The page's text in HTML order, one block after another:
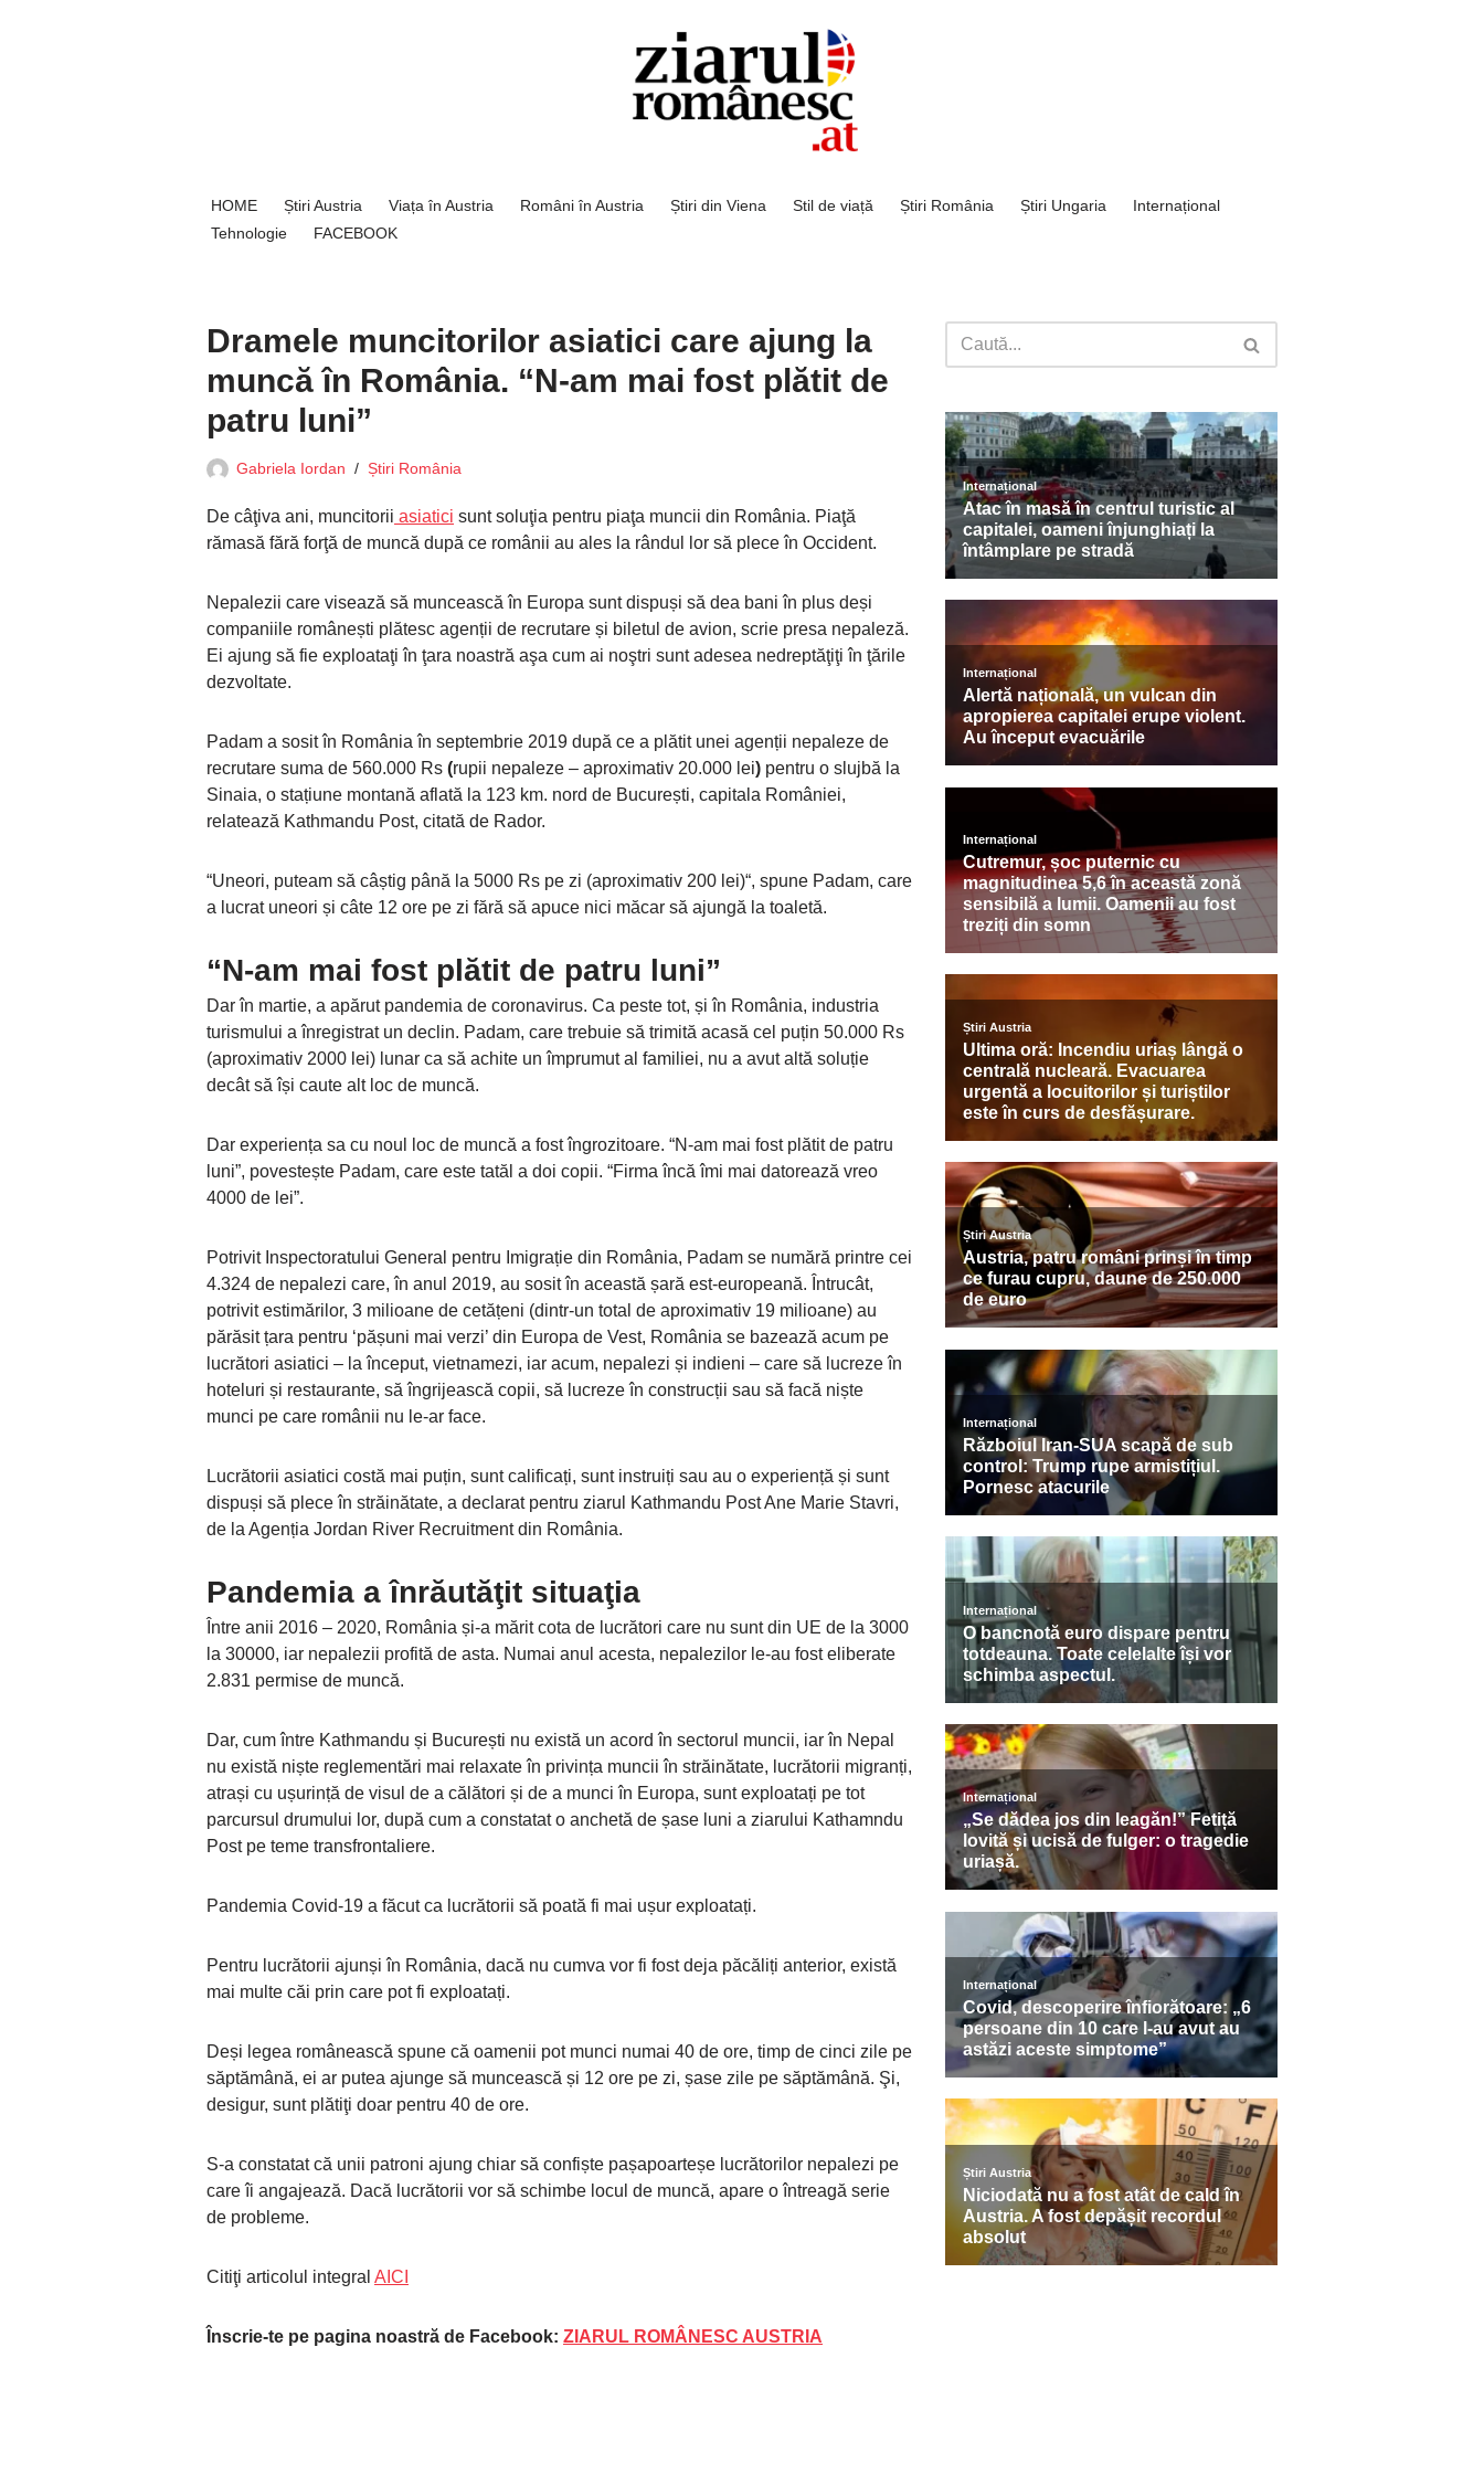
HOME Știri Austria Viața în Austria Români în Austria Știri din Viena Stil de viață Știri România Știri Ungaria
Internațional
Tehnologie
FACEBOOK
Dramele muncitorilor asiatici care ajung la
muncă în România. “N-am mai fost plătit de
patru luni”
Gabriela Iordan Știri România
De câţiva ani, muncitorii asiatici sunt soluţia pentru piaţa muncii din România. Piaţă
rămasă fără forţă de muncă după ce românii au ales la rândul lor să plece în Occident.
Nepalezii care visează să muncească în Europa sunt dispuși să dea bani în plus deși
companiile românești plătesc agenții de recrutare și biletul de avion, scrie presa nepaleză.
Ei ajung să fie exploataţi în ţara noastră aşa cum ai noştri sunt adesea nedreptăţiţi în ţările
dezvoltate.
Padam a sosit în România în septembrie 2019 după ce a plătit unei agenții nepaleze de
recrutare suma de 560.000 Rs (rupii nepaleze – aproximativ 20.000 lei) pentru o slujbă la
Sinaia, o stațiune montană aflată la 123 km. nord de București, capitala României,
relatează Kathmandu Post, citată de Rador.
“Uneori, puteam să câștig până la 5000 Rs pe zi (aproximativ 200 lei)“, spune Padam, care
a lucrat uneori și câte 12 ore pe zi fără să apuce nici măcar să ajungă la toaletă.
“N-am mai fost plătit de patru luni”
Dar în martie, a apărut pandemia de coronavirus. Ca peste tot, și în România, industria
turismului a înregistrat un declin. Padam, care trebuie să trimită acasă cel puțin 50.000 Rs
(aproximativ 2000 lei) lunar ca să achite un împrumut al familiei, nu a avut altă soluție
decât să își caute alt loc de muncă.
Dar experiența sa cu noul loc de muncă a fost îngrozitoare. “N-am mai fost plătit de patru
luni”, povestește Padam, care este tatăl a doi copii. “Firma încă îmi mai datorează vreo
4000 de lei”.
Potrivit Inspectoratului General pentru Imigrație din România, Padam se numără printre cei
4.324 de nepalezi care, în anul 2019, au sosit în această șară est-europeană. Întrucât,
potrivit estimărilor, 3 milioane de cetățeni (dintr-un total de aproximativ 19 milioane) au
părăsit țara pentru ‘pășuni mai verzi’ din Europa de Vest, România se bazează acum pe
lucrători asiatici – la început, vietnamezi, iar acum, nepalezi și indieni – care să lucreze în
hoteluri și restaurante, să îngrijească copii, să lucreze în construcții sau să facă niște
munci pe care românii nu le-ar face.
Lucrătorii asiatici costă mai puțin, sunt calificați, sunt instruiți sau au o experiență și sunt
dispuși să plece în străinătate, a declarat pentru ziarul Kathmandu Post Ane Marie Stavri,
de la Agenția Jordan River Recruitment din România.
Pandemia a înrăutăţit situaţia
Între anii 2016 – 2020, România și-a mărit cota de lucrători care nu sunt din UE de la 3000
la 30000, iar nepalezii profită de asta. Numai anul acesta, nepalezilor le-au fost eliberate
2.831 permise de muncă.
Dar, cum între Kathmandu și București nu există un acord în sectorul muncii, iar în Nepal
nu există niște reglementări mai relaxate în privința muncii în străinătate, lucrătorii migranți,
atrași cu ușurință de visul de a călători și de a munci în Europa, sunt exploatați pe tot
parcursul drumului lor, după cum a constatat o anchetă de șase luni a ziarului Kathamndu
Post pe teme transfrontaliere.
Pandemia Covid-19 a făcut ca lucrătorii să poată fi mai ușur exploatați.
Pentru lucrătorii ajunși în România, dacă nu cumva vor fi fost deja păcăliți anterior, există
mai multe căi prin care pot fi exploatați.
Deși legea românească spune că oamenii pot munci numai 40 de ore, timp de cinci zile pe
săptămână, ei ar putea ajunge să muncească și 12 ore pe zi, șase zile pe săptămână. Şi,
desigur, sunt plătiţi doar pentru 40 de ore.
S-a constatat că unii patroni ajung chiar să confiște pașapoarteșe lucrătorilor nepalezi pe
care îi angajează. Dacă lucrătorii vor să schimbe locul de muncă, apare o întreagă serie
de probleme.
Citiţi articolul integral AICI
Înscrie-te pe pagina noastră de Facebook: ZIARUL ROMÂNESC AUSTRIA